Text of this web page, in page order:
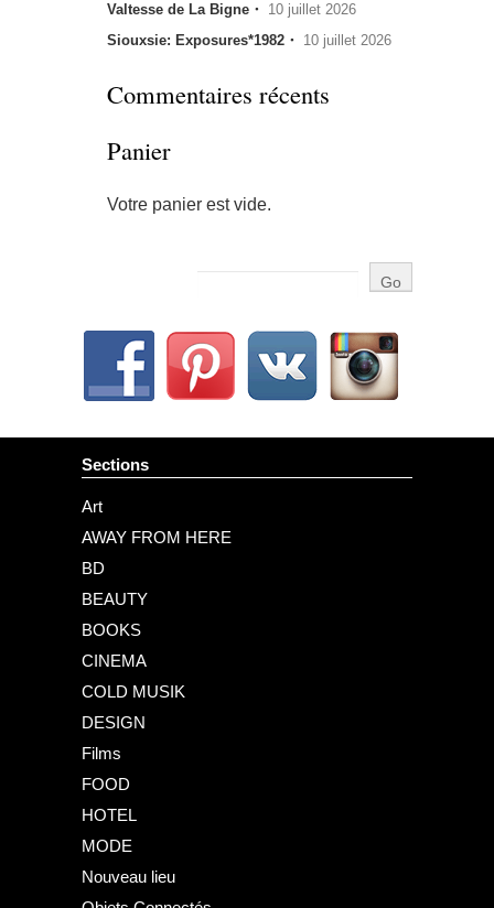
Valtesse de La Bigne・ 10 juillet 2026
Siouxsie: Exposures*1982・ 10 juillet 2026
Commentaires récents
Panier
Votre panier est vide.
Sections
Art
AWAY FROM HERE
BD
BEAUTY
BOOKS
CINEMA
COLD MUSIK
DESIGN
Films
FOOD
HOTEL
MODE
Nouveau lieu